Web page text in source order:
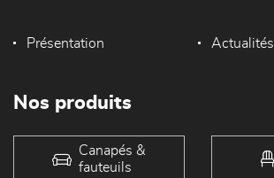
Présentation Actualités
Nos produits
Canapés &
fauteuils